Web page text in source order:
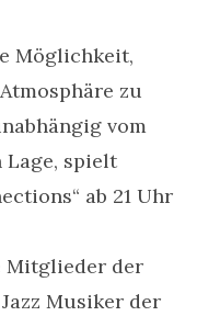
Möglichkeit,
zu
vom
spielt
ab 21 Uhr
Mitglieder der
Musiker der